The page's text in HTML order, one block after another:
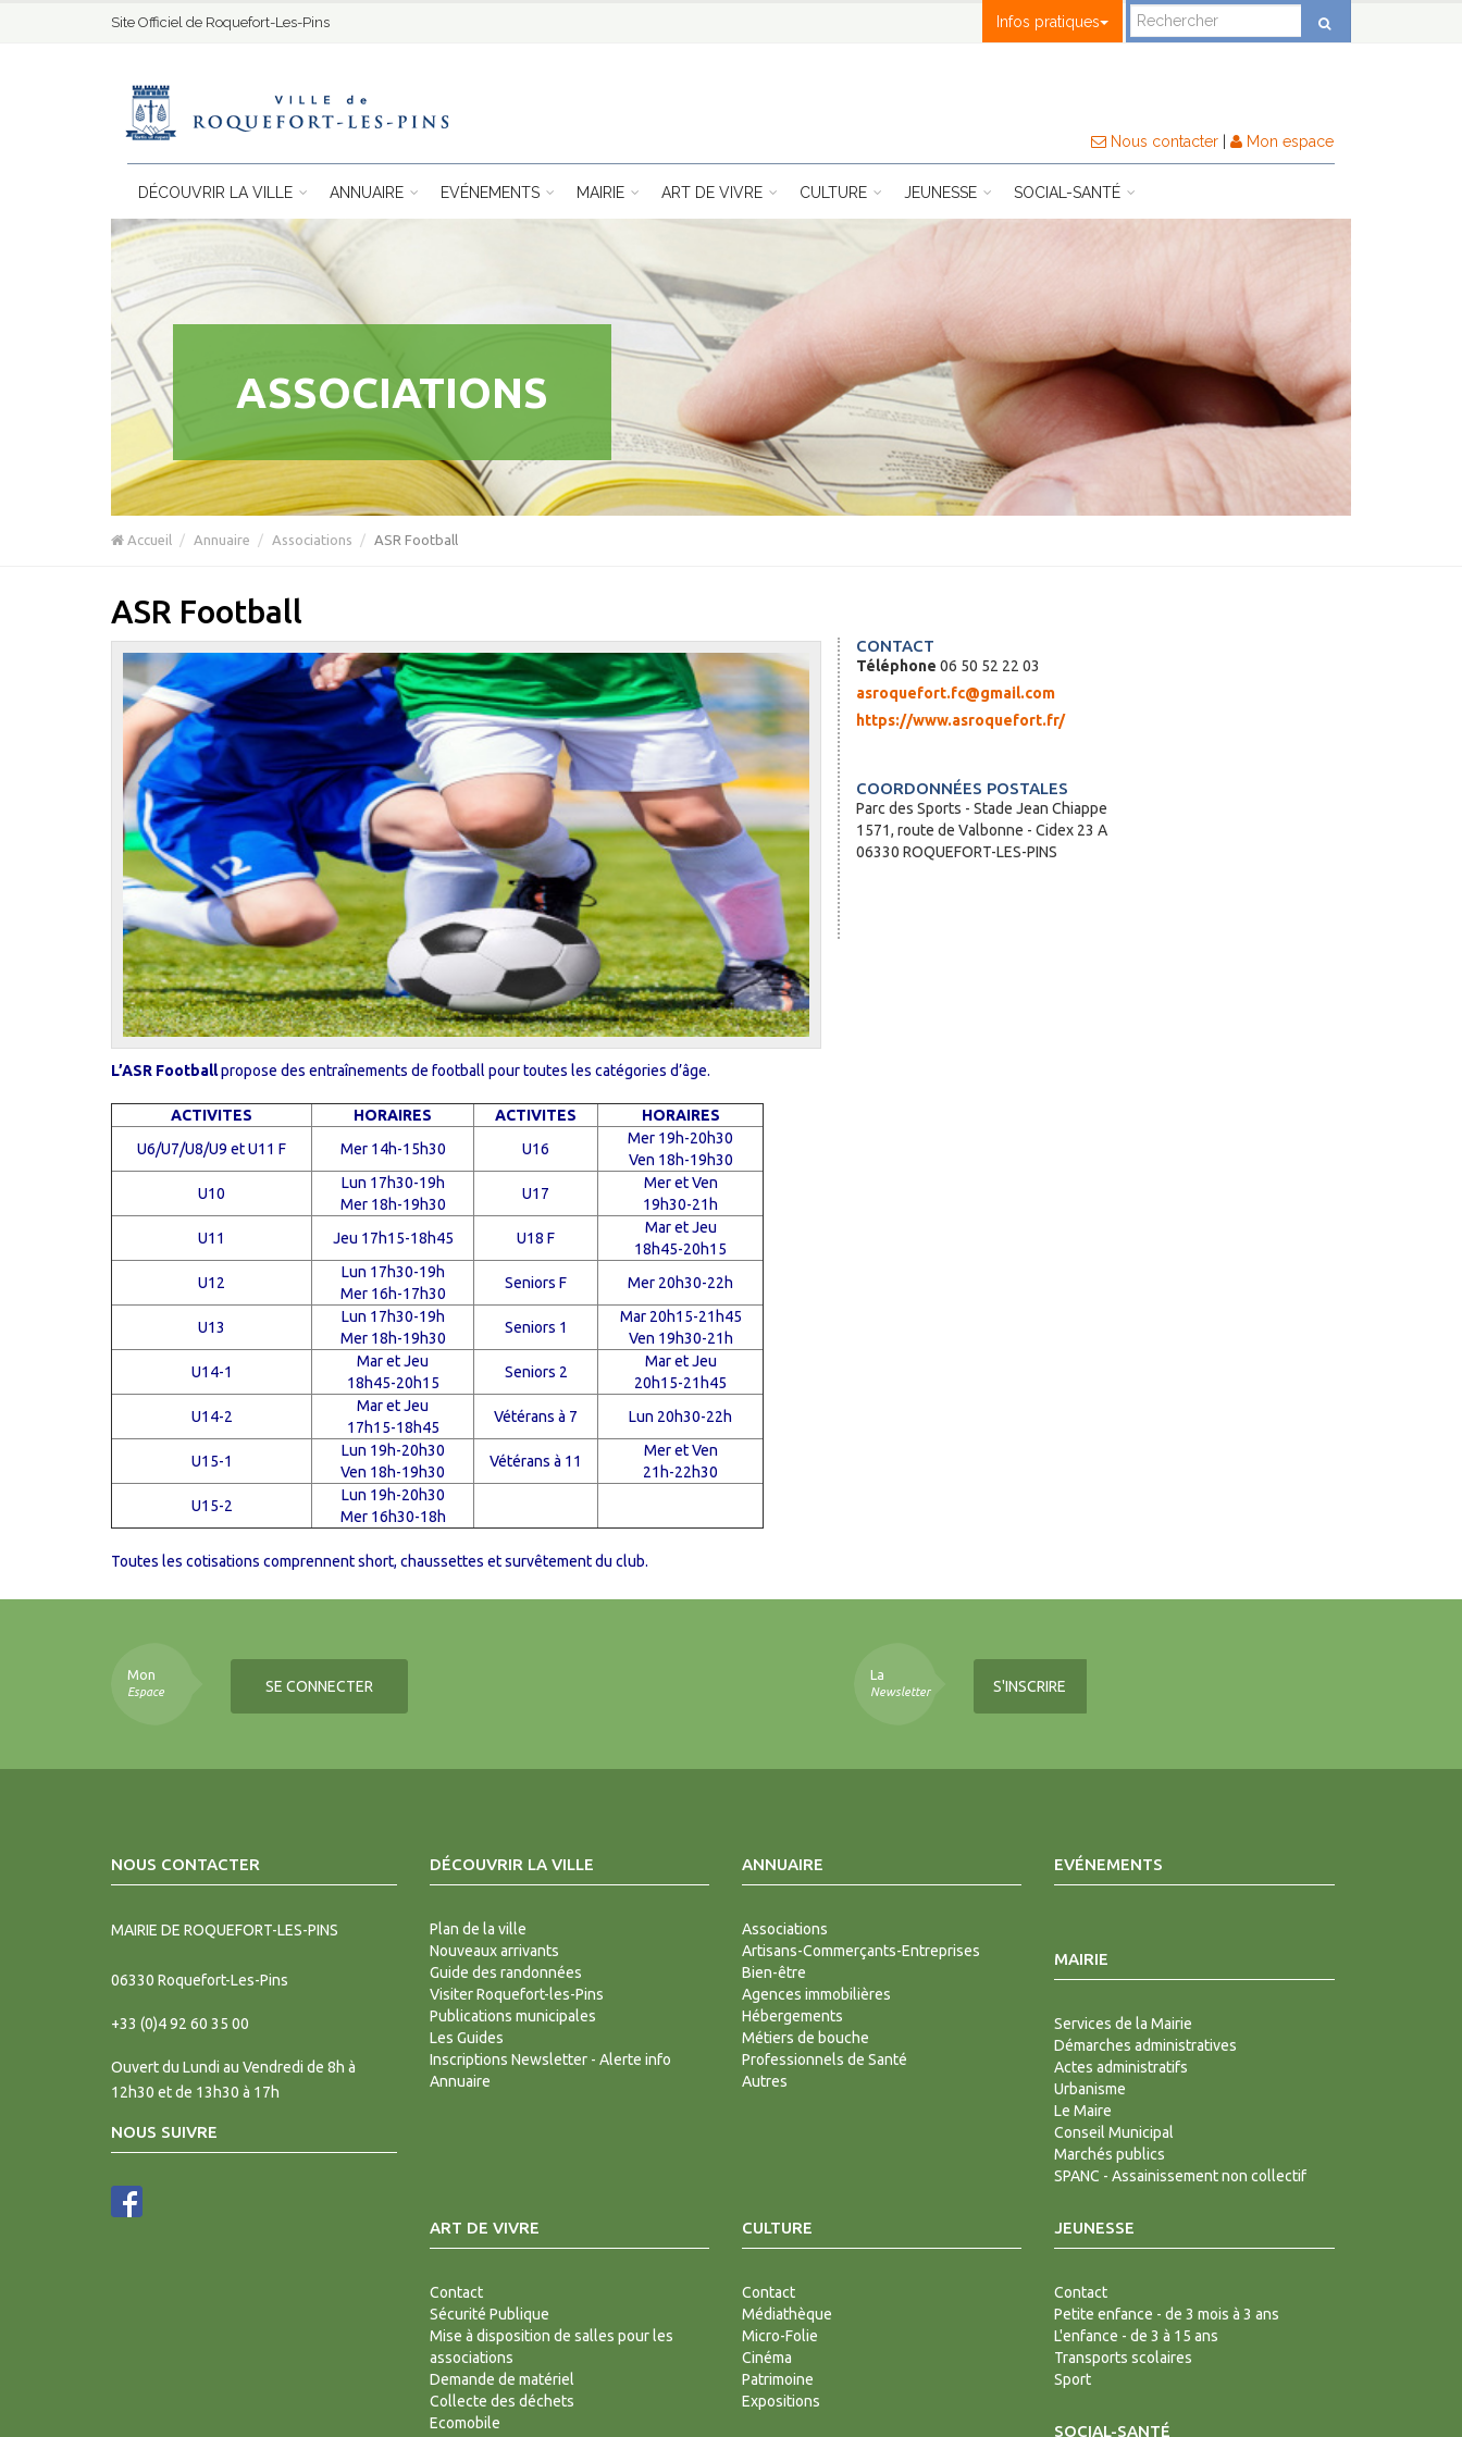
Site Officiel de Roquefort-Les-Pins Infos pratiques
Nous contacter Mon espace
DÉCOUVRIR LA VILLE ANNUAIRE EVÉNEMENTS MAIRIE ART DE VIVRE CULTURE JEUNESSE SOCIAL-SANTÉ
ASSOCIATIONS
Accueil Annuaire Associations ASR Football
ASR Football
L’ASR Footballpropose des entraînements de football pour toutes les catégories d’âge.
ACTIVITES HORAIRES ACTIVITES
HORAIRES
U6/U7/U8/U9 et U11 F
Mer 14h-15h30 U16
Mer 19h-20h30
Ven 18h-19h30
U10
Lun 17h30-19h
Mer 18h-19h30
U17
Mer et Ven
19h30-21h
U11
Jeu 17h15-18h45 U18 F
Mar et Jeu
18h45-20h15
U12
Lun 17h30-19h
Mer 16h-17h30
Seniors F Mer 20h30-22h
U13
Lun 17h30-19h
Mer 18h-19h30
Seniors 1
Mar 20h15-21h45
Ven 19h30-21h
U14-1
Mar et Jeu
18h45-20h15
Seniors 2
Mar et Jeu
20h15-21h45
U14-2
Mar et Jeu
17h15-18h45
Vétérans à 7 Lun 20h30-22h
U15-1
Lun 19h-20h30
Ven 18h-19h30
Vétérans à 11
Mer et Ven
21h-22h30
U15-2
Lun 19h-20h30
Mer 16h30-18h
Toutes les cotisations comprennent short, chaussettes et survêtement du club.
CONTACT
Téléphone 06 50 52 22 03
asroquefort.fc@gmail.com
https://www.asroquefort.fr/
COORDONNÉES POSTALES
Parc des Sports - Stade Jean Chiappe
1571, route de Valbonne - Cidex 23 A
06330 ROQUEFORT-LES-PINS
Mon
Espace SE CONNECTER
La
Newsletter
NOUS CONTACTER
MAIRIE DE ROQUEFORT-LES-PINS
06330 Roquefort-Les-Pins
+33 (0)4 92 60 35 00
Ouvert du Lundi au Vendredi de 8h à
12h30 et de 13h30 à 17h
NOUS SUIVRE
DÉCOUVRIR LA VILLE
Plan de la ville
Nouveaux arrivants
Guide des randonnées
Visiter Roquefort-les-Pins
Publications municipales
Les Guides
Inscriptions Newsletter - Alerte info
Annuaire
ANNUAIRE
Associations
Artisans-Commerçants-Entreprises
Bien-être
Agences immobilières
Hébergements
Métiers de bouche
Professionnels de Santé
Autres
EVÉNEMENTS
MAIRIE
Services de la Mairie
Démarches administratives
Actes administratifs
Urbanisme
Le Maire
Conseil Municipal
Marchés publics
SPANC - Assainissement non collectif
ART DE VIVRE
Contact
Sécurité Publique
Mise à disposition de salles pour les
associations
Demande de matériel
Collecte des déchets
Ecomobile
CULTURE
Contact
Médiathèque
Micro-Folie
Cinéma
Patrimoine
Expositions
JEUNESSE
Contact
Petite enfance - de 3 mois à 3 ans
L'enfance - de 3 à 15 ans
Transports scolaires
Sport
SOCIAL-SANTÉ